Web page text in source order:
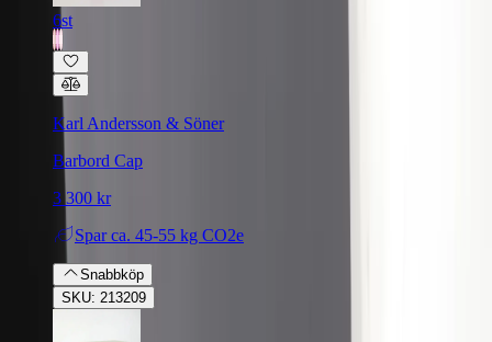
6st
Karl Andersson & Söner
Barbord Cap
3 300 kr
Spar ca. 45-55 kg CO2e
Snabbköp
SKU: 213209